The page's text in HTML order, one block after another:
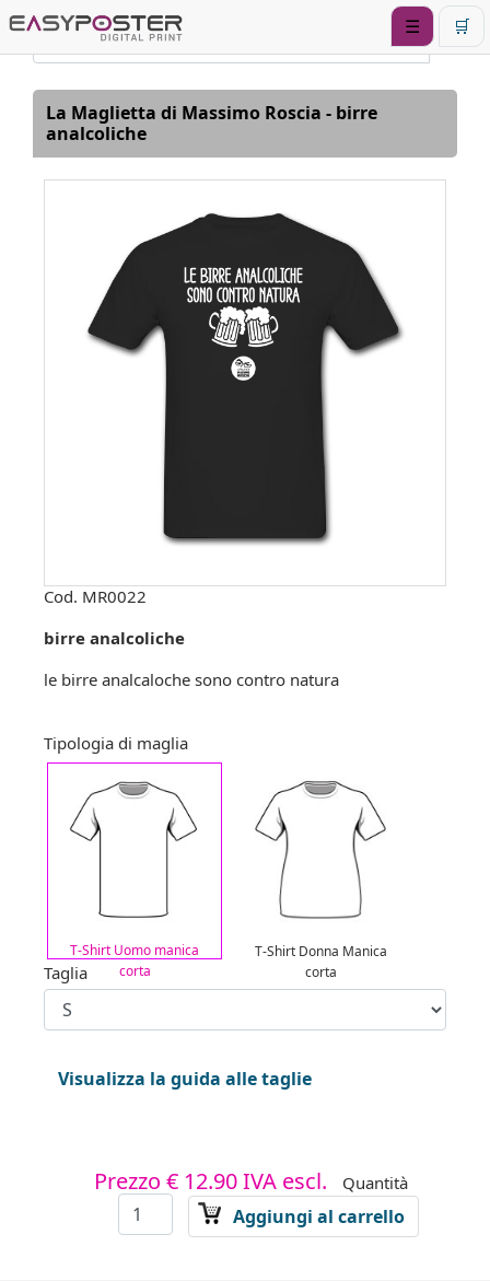
☰ 🛒
La Maglietta di Massimo Roscia - birre
analcoliche
Cod. MR0022
birre analcoliche
le birre analcaloche sono contro natura
Tipologia di maglia
T-Shirt Uomo manica
corta
T-Shirt Donna Manica
corta
Taglia
Visualizza la guida alle taglie
Prezzo € 12.90IVA escl. Quantità
Aggiungi al carrello